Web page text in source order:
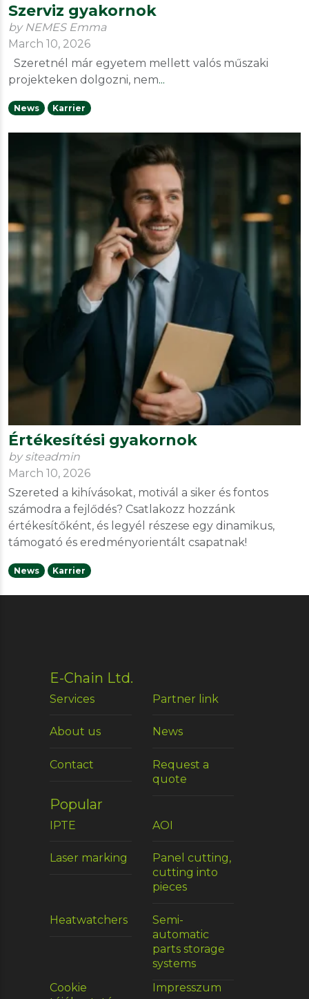
Szerviz gyakornok
by NEMES Emma
March 10, 2026
Szeretnél már egyetem mellett valós műszaki
projekteken dolgozni, nem...
News Karrier
Értékesítési gyakornok
by siteadmin
March 10, 2026
Szereted a kihívásokat, motivál a siker és fontos
számodra a fejlődés? Csatlakozz hozzánk
értékesítőként, és legyél részese egy dinamikus,
támogató és eredményorientált csapatnak!
News Karrier
E-Chain Ltd.
Services Partner link
About us News
Contact
Request a
quote
Popular
IPTE AOI
Laser marking
Panel cutting,
cutting into
pieces
Heatwatchers
Semi-
automatic
parts storage
systems
Cookie
Impresszum